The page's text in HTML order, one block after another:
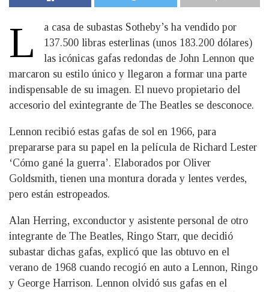
L
a casa de subastas Sotheby’s ha vendido por
137.500 libras esterlinas (unos 183.200 dólares)
las icónicas gafas redondas de John Lennon que
marcaron su estilo único y llegaron a formar una parte
indispensable de su imagen. El nuevo propietario del
accesorio del exintegrante de The Beatles se desconoce.
Lennon recibió estas gafas de sol en 1966, para
prepararse para su papel en la película de Richard Lester
‘Cómo gané la guerra’. Elaborados por Oliver
Goldsmith, tienen una montura dorada y lentes verdes,
pero están estropeados.
Alan Herring, exconductor y asistente personal de otro
integrante de The Beatles, Ringo Starr, que decidió
subastar dichas gafas, explicó que las obtuvo en el
verano de 1968 cuando recogió en auto a Lennon, Ringo
y George Harrison. Lennon olvidó sus gafas en el